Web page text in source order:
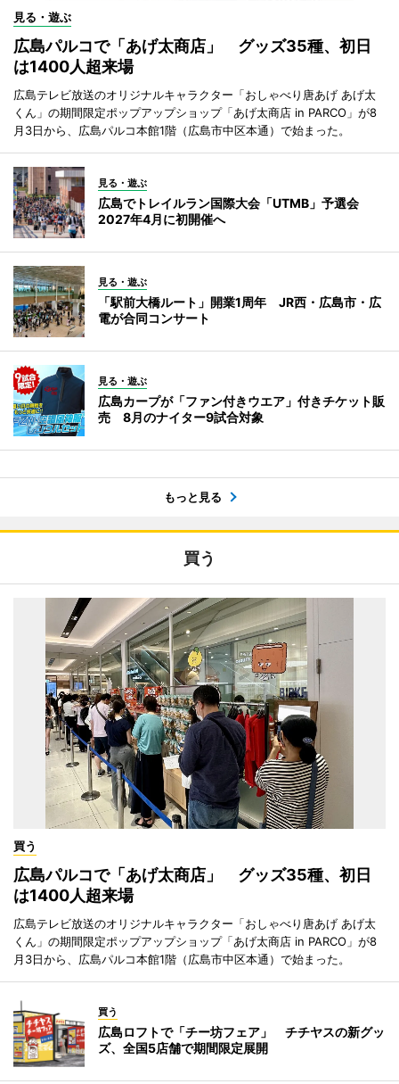
見る・遊ぶ
広島パルコで「あげ太商店」 グッズ35種、初日
は1400人超来場
広島テレビ放送のオリジナルキャラクター「おしゃべり唐あげ あげ太
くん」の期間限定ポップアップショップ「あげ太商店 in PARCO」が8
月3日から、広島パルコ本館1階（広島市中区本通）で始まった。
見る・遊ぶ
広島でトレイルラン国際大会「UTMB」予選会
2027年4月に初開催へ
見る・遊ぶ
「駅前大橋ルート」開業1周年 JR西・広島市・広
電が合同コンサート
見る・遊ぶ
広島カープが「ファン付きウエア」付きチケット販
売 8月のナイター9試合対象
もっと見る
買う
買う
広島パルコで「あげ太商店」 グッズ35種、初日
は1400人超来場
広島テレビ放送のオリジナルキャラクター「おしゃべり唐あげ あげ太
くん」の期間限定ポップアップショップ「あげ太商店 in PARCO」が8
月3日から、広島パルコ本館1階（広島市中区本通）で始まった。
買う
広島ロフトで「チー坊フェア」 チチヤスの新グッ
ズ、全国5店舗で期間限定展開